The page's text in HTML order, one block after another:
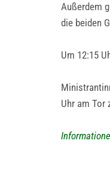
Außerdem
die beiden
Um 12:15
Uhr am Tor